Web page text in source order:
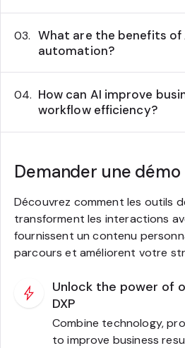
03. What are the benefits of
automation?
04. How can AI improve
workflow efficiency?
Demander une démo
Découvrez comment les outils
transforment les interactions
fournissent un contenu
parcours et améliorent votre
Unlock the power of
DXP
Combine technology,
to improve business